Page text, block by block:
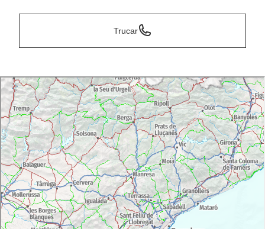
Trucar